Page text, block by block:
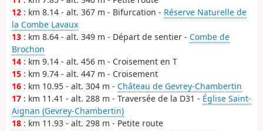
12 : km 8.14 - alt. 367 m - Bifurcation - Réserve Naturelle de
la Combe Lavaux
13 : km 8.64 - alt. 349 m - Départ de sentier - Combe de
Brochon
14 : km 9.14 - alt. 456 m - Croisement en T
15 : km 9.74 - alt. 447 m - Croisement
16 : km 10.95 - alt. 304 m - Château de Gevrey-Chambertin
17 : km 11.41 - alt. 288 m - Traversée de la D31 - Église Saint-
Aignan (Gevrey-Chambertin)
18 : km 11.93 - alt. 298 m - Petite route